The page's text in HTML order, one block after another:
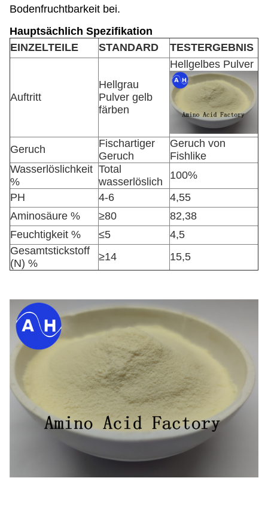
Bodenfruchtbarkeit bei.
Hauptsächlich Spezifikation
EINZELTEILE
STANDARD TESTERGEBNIS
Auftritt
Hellgrau
Pulver gelb
färben
Hellgelbes Pulver
Geruch
Fischartiger
Geruch
Geruch von
Fishlike
Wasserlöslichkeit
%
Total
wasserlöslich
100%
PH
4-6
4,55
Aminosäure %
≥80
82,38
Feuchtigkeit %
≤5
4,5
Gesamtstickstoff
(N) %
≥14 15,5